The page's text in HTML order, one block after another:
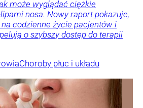
może wyglądać ciężkie
nosa. Nowy raport pokazuje,
codzienne życie pacjentów i
o szybszy dostęp do terapii
Choroby płuc i układu